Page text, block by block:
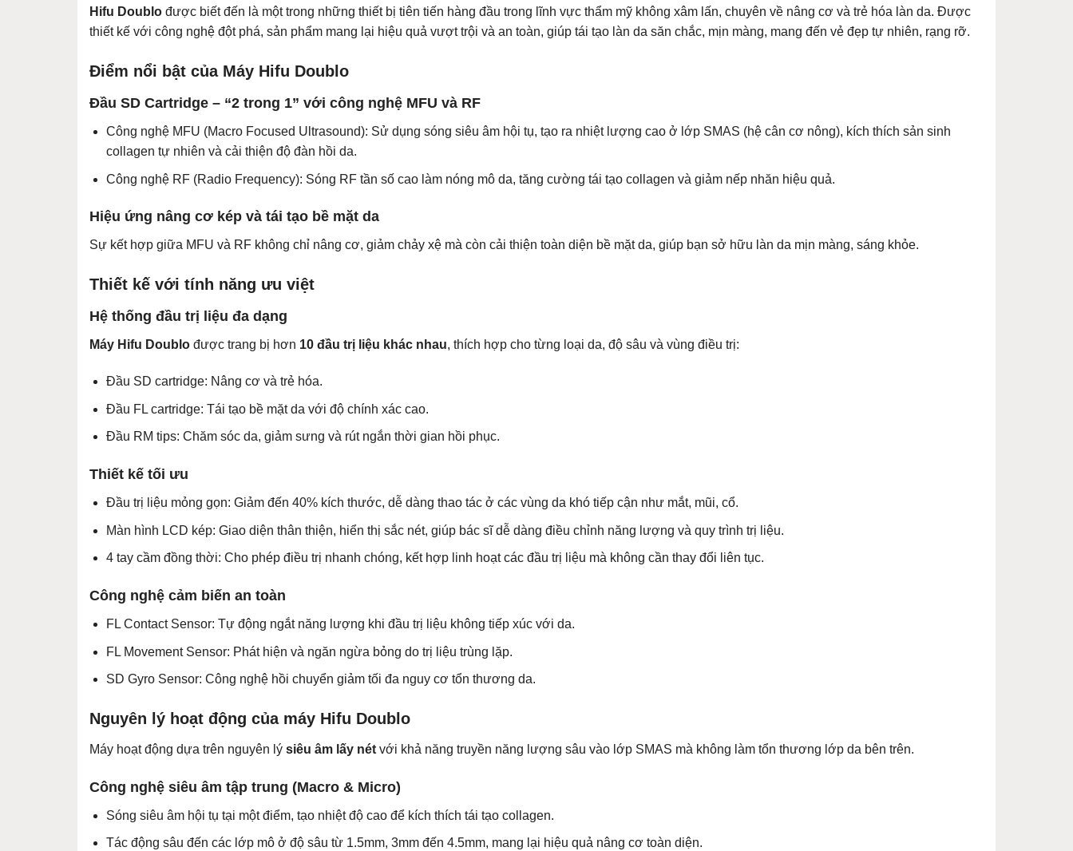
Hifu Doublo được biết đến là một trong những thiết bị tiên tiến hàng đầu trong lĩnh vực thẩm mỹ không xâm lấn, chuyên về nâng cơ và trẻ hóa làn da. Được
thiết kế với công nghệ đột phá, sản phẩm mang lại hiệu quả vượt trội và an toàn, giúp tái tạo làn da săn chắc, mịn màng, mang đến vẻ đẹp tự nhiên, rạng rỡ.
Điểm nổi bật của Máy Hifu Doublo
Đầu SD Cartridge – “2 trong 1” với công nghệ MFU và RF
Công nghệ MFU (Macro Focused Ultrasound): Sử dụng sóng siêu âm hội tụ, tạo ra nhiệt lượng cao ở lớp SMAS (hệ cân cơ nông), kích thích sản sinh
collagen tự nhiên và cải thiện độ đàn hồi da.
Công nghệ RF (Radio Frequency): Sóng RF tần số cao làm nóng mô da, tăng cường tái tạo collagen và giảm nếp nhăn hiệu quả.
Hiệu ứng nâng cơ kép và tái tạo bề mặt da
Sự kết hợp giữa MFU và RF không chỉ nâng cơ, giảm chảy xệ mà còn cải thiện toàn diện bề mặt da, giúp bạn sở hữu làn da mịn màng, sáng khỏe.
Thiết kế với tính năng ưu việt
Hệ thống đầu trị liệu đa dạng
Máy Hifu Doublo được trang bị hơn 10 đầu trị liệu khác nhau, thích hợp cho từng loại da, độ sâu và vùng điều trị:
Đầu SD cartridge: Nâng cơ và trẻ hóa.
Đầu FL cartridge: Tái tạo bề mặt da với độ chính xác cao.
Đầu RM tips: Chăm sóc da, giảm sưng và rút ngắn thời gian hồi phục.
Thiết kế tối ưu
Đầu trị liệu mỏng gọn: Giảm đến 40% kích thước, dễ dàng thao tác ở các vùng da khó tiếp cận như mắt, mũi, cổ.
Màn hình LCD kép: Giao diện thân thiện, hiển thị sắc nét, giúp bác sĩ dễ dàng điều chỉnh năng lượng và quy trình trị liệu.
4 tay cầm đồng thời: Cho phép điều trị nhanh chóng, kết hợp linh hoạt các đầu trị liệu mà không cần thay đổi liên tục.
Công nghệ cảm biến an toàn
FL Contact Sensor: Tự động ngắt năng lượng khi đầu trị liệu không tiếp xúc với da.
FL Movement Sensor: Phát hiện và ngăn ngừa bỏng do trị liệu trùng lặp.
SD Gyro Sensor: Công nghệ hồi chuyển giảm tối đa nguy cơ tổn thương da.
Nguyên lý hoạt động của máy Hifu Doublo
Máy hoạt động dựa trên nguyên lý siêu âm lấy nét với khả năng truyền năng lượng sâu vào lớp SMAS mà không làm tổn thương lớp da bên trên.
Công nghệ siêu âm tập trung (Macro & Micro)
Sóng siêu âm hội tụ tại một điểm, tạo nhiệt độ cao để kích thích tái tạo collagen.
Tác động sâu đến các lớp mô ở độ sâu từ 1.5mm, 3mm đến 4.5mm, mang lại hiệu quả nâng cơ toàn diện.